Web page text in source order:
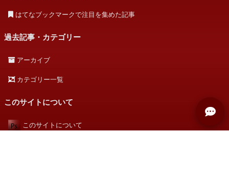
はてなブックマークで注目を集めた記事
過去記事・カテゴリー
アーカイブ
カテゴリー一覧
このサイトについて
このサイトについて